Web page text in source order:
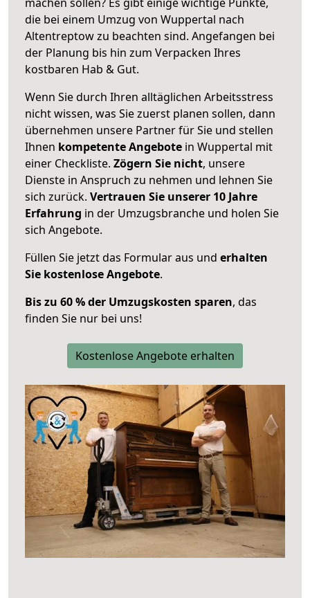
die bei einem Umzug von Wuppertal nach
Altentreptow zu beachten sind. Angefangen bei
der Planung bis hin zum Verpacken Ihres
kostbaren Hab & Gut.
Wenn Sie durch Ihren alltäglichen Arbeitsstress
nicht wissen, was Sie zuerst planen sollen, dann
übernehmen unsere Partner für Sie und stellen
Ihnen kompetente Angebote in Wuppertal mit
einer Checkliste. Zögern Sie nicht, unsere
Dienste in Anspruch zu nehmen und lehnen Sie
sich zurück. Vertrauen Sie unserer 10 Jahre
Erfahrung in der Umzugsbranche und holen Sie
sich Angebote.
Füllen Sie jetzt das Formular aus und erhalten
Sie kostenlose Angebote.
Bis zu 60 % der Umzugskosten sparen, das
finden Sie nur bei uns!
Kostenlose Angebote erhalten